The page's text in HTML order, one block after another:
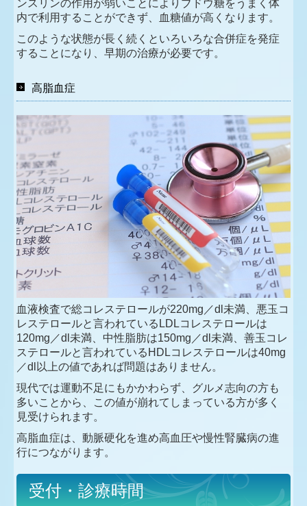
受付・診療時間
ンスリンの作用が弱いことによりブドウ糖をうまく体
内で利用することができず、血糖値が高くなります。
このような状態が長く続くといろいろな合併症を発症
することになり、早期の治療が必要です。
高脂血症
血液検査で総コレステロールが220mg／dl未満、悪玉コ
レステロールと言われているLDLコレステロールは
120mg／dl未満、中性脂肪は150mg／dl未満、善玉コレ
ステロールと言われているHDLコレステロールは40mg
／dl以上の値であれば問題はありません。
現代では運動不足にもかかわらず、グルメ志向の方も
多いことから、この値が崩れてしまっている方が多く
見受けられます。
高脂血症は、動脈硬化を進め高血圧や慢性腎臓病の進
行につながります。